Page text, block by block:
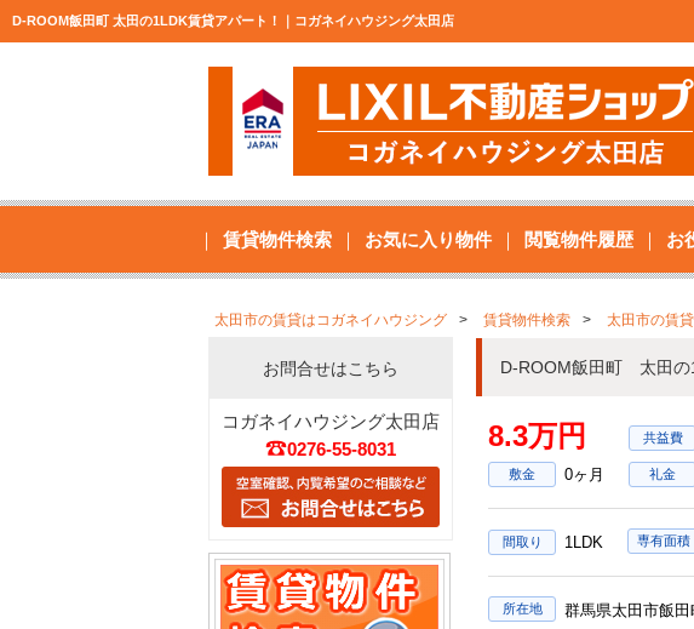
D-ROOM飯田町 太田の1LDK賃貸アパート！｜コガネイハウジング太田店
賃貸物件検索 お気に入り物件 閲覧物件履歴 お
太田市の賃貸はコガネイハウジング 賃貸物件検索 太田市の賃
D-ROOM飯田町 太田の
8.3万円
敷金 0ヶ月 礼金
間取り 1LDK 専有面積
所在地 群馬県太田市飯
お問合せはこちら
コガネイハウジング太田店
0276-55-8031